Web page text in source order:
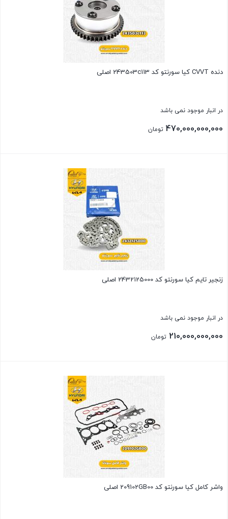
دنده CVVT کیا سورنتو کد 243503c113 اصلی
در انبار موجود نمی باشد
470,000,000,000 تومان
زنجیر تایم کیا سورنتو کد 2432125000 اصلی
در انبار موجود نمی باشد
210,000,000,000 تومان
واشر کامل کیا سورنتو کد 209102GB00 اصلی